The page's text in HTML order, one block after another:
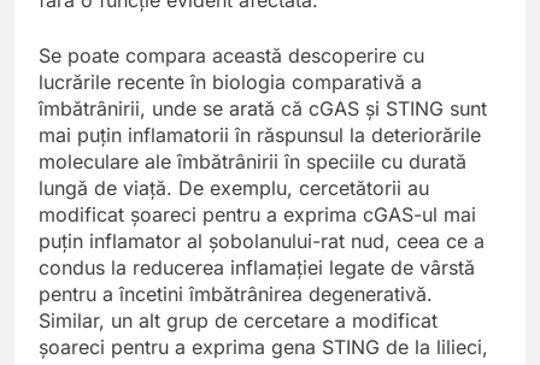
Se poate compara această descoperire cu
lucrările recente în biologia comparativă a
îmbătrânirii, unde se arată că cGAS și STING sunt
mai puțin inflamatorii în răspunsul la deteriorările
moleculare ale îmbătrânirii în speciile cu durată
lungă de viață. De exemplu, cercetătorii au
modificat șoareci pentru a exprima cGAS-ul mai
puțin inflamator al șobolanului-rat nud, ceea ce a
condus la reducerea inflamației legate de vârstă
pentru a încetini îmbătrânirea degenerativă.
Similar, un alt grup de cercetare a modificat
șoareci pentru a exprima gena STING de la lilieci,